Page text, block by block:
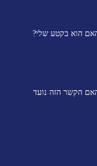
הוא בקטע שלי?
הקשר הזה נועד